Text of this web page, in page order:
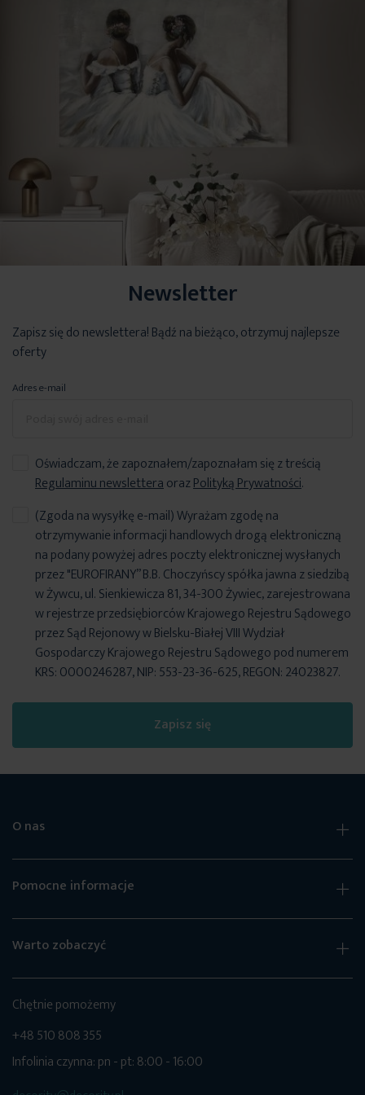
Newsletter
Zapisz się do newslettera! Bądź na bieżąco, otrzymuj najlepsze
oferty
Adres e-mail
Oświadczam, że zapoznałem/zapoznałam się z treścią
Regulaminu newsletteraorazPolityką Prywatności.
Zapisz się
(Zgoda na wysyłkę e-mail) Wyrażam zgodę na
otrzymywanie informacji handlowych drogą elektroniczną
na podany powyżej adres poczty elektronicznej wysłanych
przez "EUROFIRANY” B.B. Choczyńscy spółka jawna z siedzibą
w Żywcu, ul. Sienkiewicza 81, 34-300 Żywiec, zarejestrowana
w rejestrze przedsiębiorców Krajowego Rejestru Sądowego
przez Sąd Rejonowy w Bielsku-Białej VIII Wydział
Gospodarczy Krajowego Rejestru Sądowego pod numerem
KRS: 0000246287, NIP: 553-23-36-625, REGON: 24023827.
O nas
Pomocne informacje
Warto zobaczyć
Chętnie pomożemy
+48 510 808 355
Infolinia czynna: pn - pt: 8:00 - 16:00